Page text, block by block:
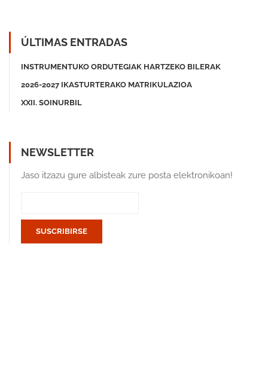
ÚLTIMAS ENTRADAS
INSTRUMENTUKO ORDUTEGIAK HARTZEKO BILERAK
2026-2027 IKASTURTERAKO MATRIKULAZIOA
XXII. SOINURBIL
NEWSLETTER
Jaso itzazu gure albisteak zure posta elektronikoan!